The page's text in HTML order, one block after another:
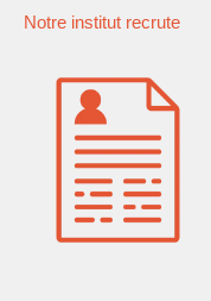
Notre institut recrute